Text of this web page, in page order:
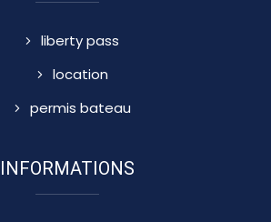
liberty pass
location
permis bateau
INFORMATIONS